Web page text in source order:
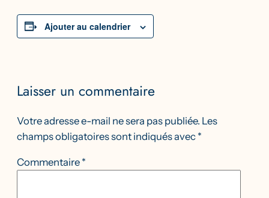
Ajouter au calendrier
Laisser un commentaire
Votre adresse e-mail ne sera pas publiée. Les
champs obligatoires sont indiqués avec *
Commentaire *